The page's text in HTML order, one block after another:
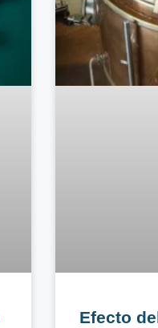
Efecto